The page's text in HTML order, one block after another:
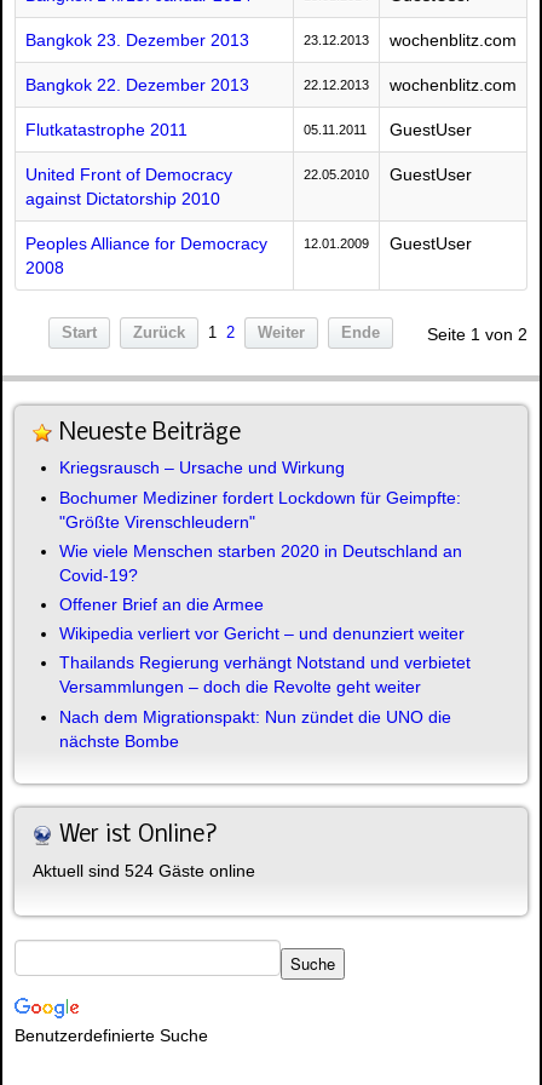
Bangkok 23. Dezember 2013 23.12.2013 wochenblitz.com
Bangkok 22. Dezember 2013 22.12.2013 wochenblitz.com
Flutkatastrophe 2011 05.11.2011 GuestUser
United Front of Democracy
against Dictatorship 2010
22.05.2010 GuestUser
Peoples Alliance for Democracy
2008
12.01.2009 GuestUser
Seite 1 von 2
Start Zurück 1 2 Weiter Ende
Neueste Beiträge
Kriegsrausch – Ursache und Wirkung
Bochumer Mediziner fordert Lockdown für Geimpfte:
"Größte Virenschleudern"
Wie viele Menschen starben 2020 in Deutschland an
Covid-19?
Offener Brief an die Armee
Wikipedia verliert vor Gericht – und denunziert weiter
Thailands Regierung verhängt Notstand und verbietet
Versammlungen – doch die Revolte geht weiter
Nach dem Migrationspakt: Nun zündet die UNO die
nächste Bombe
Wer ist Online?
Aktuell sind 524 Gäste online
Benutzerdefinierte Suche